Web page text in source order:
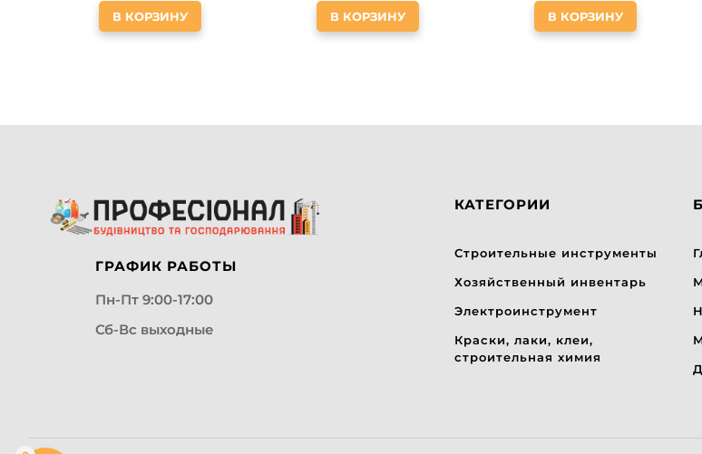
В КОРЗИНУ В КОРЗИНУ В КОРЗИНУ
ГРАФИК РАБОТЫ
Пн-Пт 9:00-17:00
Сб-Вс выходные
КАТЕГОРИИ
Строительные инструменты
Хозяйственный инвентарь
Электроинструмент
Краски, лаки, клеи,
строительная химия